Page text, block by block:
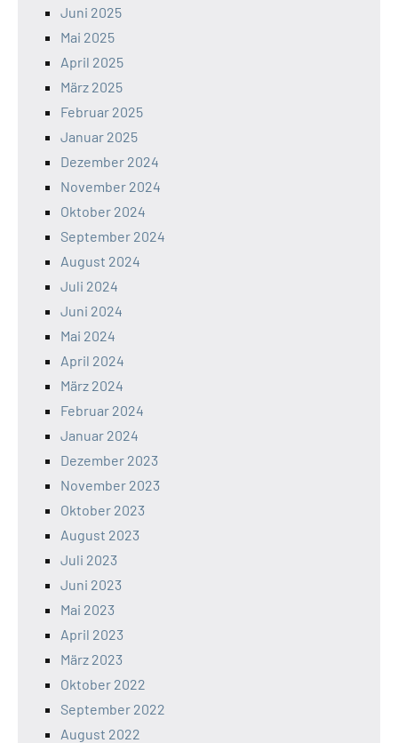
Juni 2025
Mai 2025
April 2025
März 2025
Februar 2025
Januar 2025
Dezember 2024
November 2024
Oktober 2024
September 2024
August 2024
Juli 2024
Juni 2024
Mai 2024
April 2024
März 2024
Februar 2024
Januar 2024
Dezember 2023
November 2023
Oktober 2023
August 2023
Juli 2023
Juni 2023
Mai 2023
April 2023
März 2023
Oktober 2022
September 2022
August 2022